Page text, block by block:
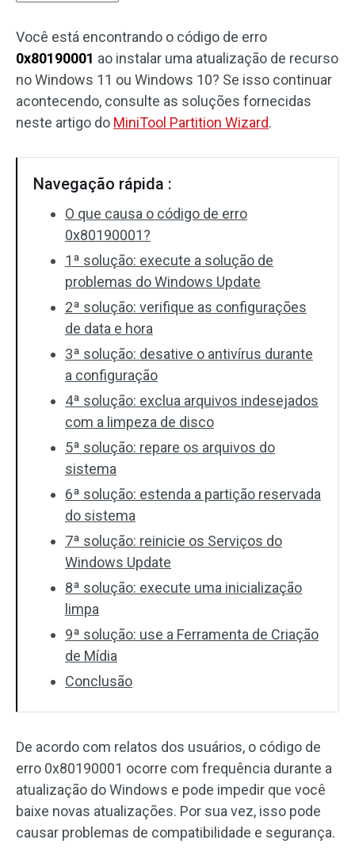
Você está encontrando o código de erro
0x80190001 ao instalar uma atualização de recurso
no Windows 11 ou Windows 10? Se isso continuar
acontecendo, consulte as soluções fornecidas
neste artigo do MiniTool Partition Wizard.
Navegação rápida :
O que causa o código de erro
0x80190001?
1ª solução: execute a solução de
problemas do Windows Update
2ª solução: verifique as configurações
de data e hora
3ª solução: desative o antivírus durante
a configuração
4ª solução: exclua arquivos indesejados
com a limpeza de disco
5ª solução: repare os arquivos do
sistema
6ª solução: estenda a partição reservada
do sistema
7ª solução: reinicie os Serviços do
Windows Update
8ª solução: execute uma inicialização
limpa
9ª solução: use a Ferramenta de Criação
de Mídia
Conclusão
De acordo com relatos dos usuários, o código de
erro 0x80190001 ocorre com frequência durante a
atualização do Windows e pode impedir que você
baixe novas atualizações. Por sua vez, isso pode
causar problemas de compatibilidade e segurança.